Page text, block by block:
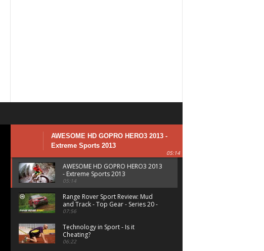
AWESOME HD GOPRO HERO3 2013 -
Extreme Sports 2013
05:14
AWESOME HD GOPRO HERO3 2013
- Extreme Sports 2013
05:14
Range Rover Sport Review: Mud
and Track - Top Gear - Series 20 -
BBC
07:56
Technology in Sport - Is it
Cheating?
06:22